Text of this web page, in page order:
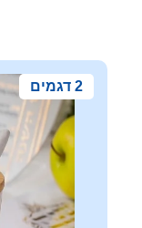
2 דגמים